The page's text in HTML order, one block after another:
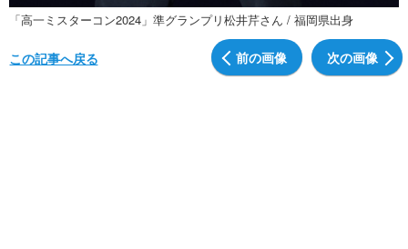
「高一ミスターコン2024」準グランプリ松井芹さん / 福岡県出身
前の画像 次の画像
この記事へ戻る